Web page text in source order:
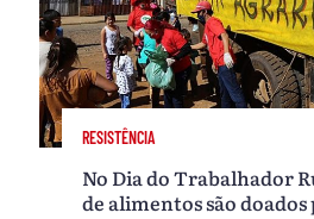
RESISTÊNCIA
No Dia do Trabalhador
de alimentos são